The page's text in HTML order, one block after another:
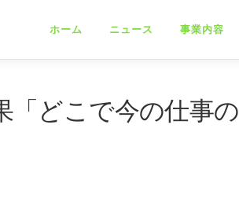
ホーム ニュース 事業内容
「どこで今の仕事の